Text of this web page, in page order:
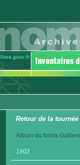
Retour de la
Album du fonds
1902